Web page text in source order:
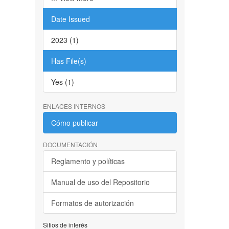
Date Issued
2023 (1)
Has File(s)
Yes (1)
ENLACES INTERNOS
Cómo publicar
DOCUMENTACIÓN
Reglamento y políticas
Manual de uso del Repositorio
Formatos de autorización
Sitios de interés